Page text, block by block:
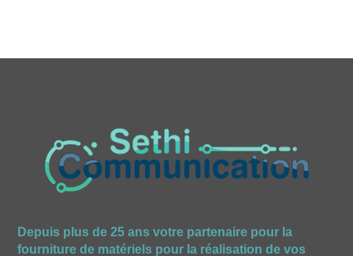
Depuis plus de 25 ans votre partenaire pour la
fourniture de matériels pour la réalisation de vos